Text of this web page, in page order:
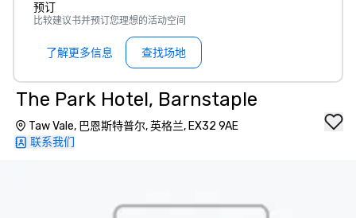
预订
比较建议书并预订您理想的活动空间
了解更多信息 查找场地
The Park Hotel, Barnstaple
Taw Vale, 巴恩斯特普尔, 英格兰, EX32 9AE
联系我们